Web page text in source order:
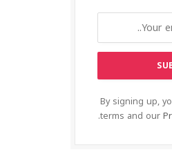
By signing up,
terms and our